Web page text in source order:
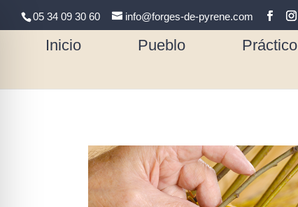
05 34 09 30 60 info@forges-de-pyrene.com
Inicio Pueblo Práctico